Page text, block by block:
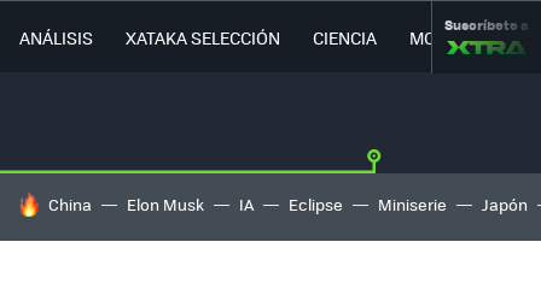
ANÁLISIS XATAKA SELECCIÓN CIENCIA MOVILIDAD
Suscríbete a
HOY SE HABLA DE
China Elon Musk IA Eclipse Miniserie Japón